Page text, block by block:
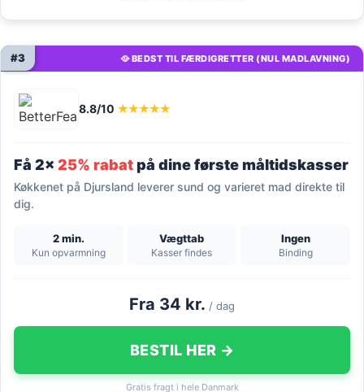
🥘 BEDST TIL FÆRDIGRETTER (NUL MADLAVNING)
#3
8.8/10 ★★★★★
Få 2x 25% rabatpå dine første måltidskasser
Køkkenet på Djursland leverer sund og varieret mad direkte til
dig.
2 min.
Kun opvarmning
Vægttab
Kasser findes
Ingen
Binding
Fra 34 kr. / dag
BESTIL HER →
Gratis fragt i hele Danmark